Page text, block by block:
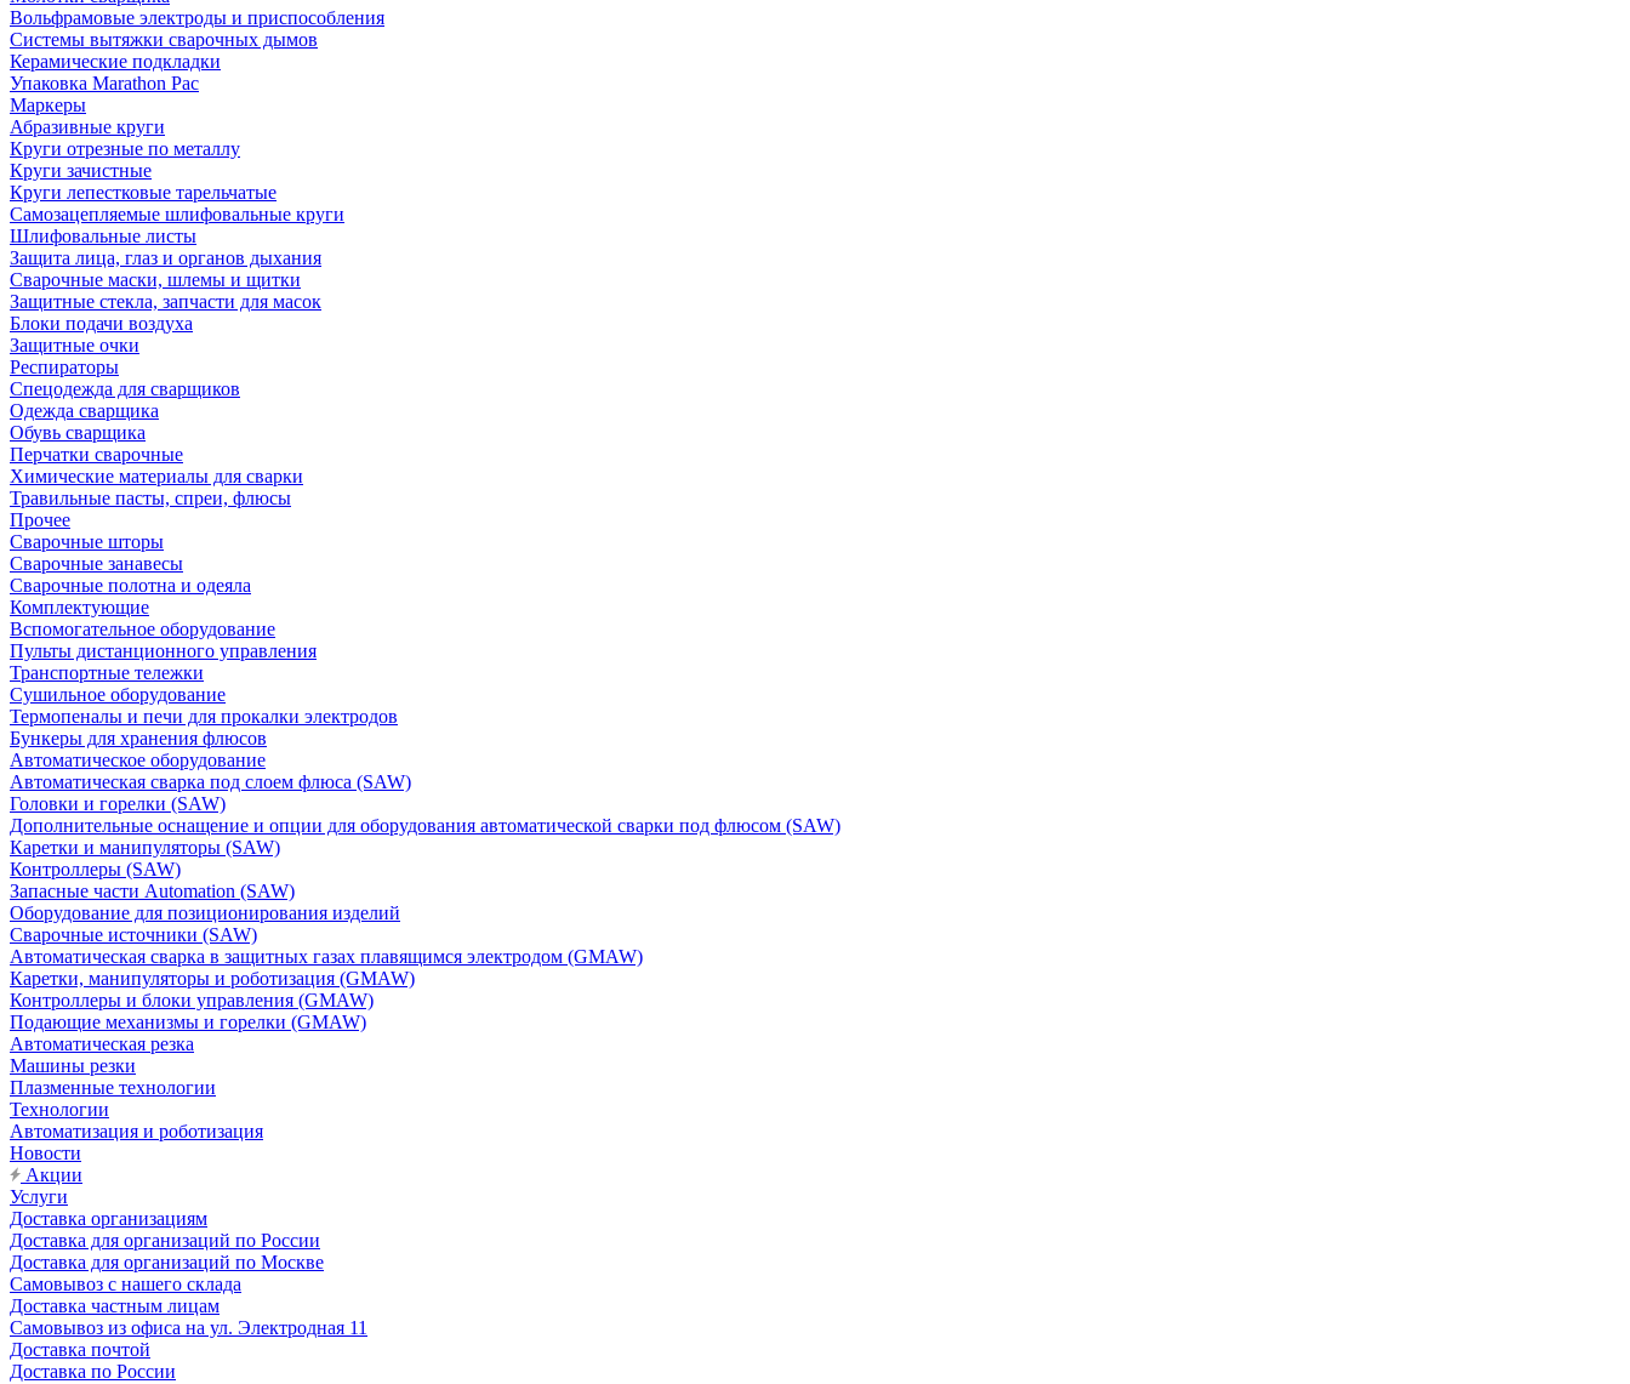
Вольфрамовые электроды и приспособления
Системы вытяжки сварочных дымов
Керамические подкладки
Упаковка Marathon Pac
Маркеры
Абразивные круги
Круги отрезные по металлу
Круги зачистные
Круги лепестковые тарельчатые
Самозацепляемые шлифовальные круги
Шлифовальные листы
Защита лица, глаз и органов дыхания
Сварочные маски, шлемы и щитки
Защитные стекла, запчасти для масок
Блоки подачи воздуха
Защитные очки
Респираторы
Спецодежда для сварщиков
Одежда сварщика
Обувь сварщика
Перчатки сварочные
Химические материалы для сварки
Травильные пасты, спреи, флюсы
Прочее
Сварочные шторы
Сварочные занавесы
Сварочные полотна и одеяла
Комплектующие
Вспомогательное оборудование
Пульты дистанционного управления
Транспортные тележки
Сушильное оборудование
Термопеналы и печи для прокалки электродов
Бункеры для хранения флюсов
Автоматическое оборудование
Автоматическая сварка под слоем флюса (SAW)
Головки и горелки (SAW)
Дополнительные оснащение и опции для оборудования автоматической сварки под флюсом (SAW)
Каретки и манипуляторы (SAW)
Контроллеры (SAW)
Запасные части Automation (SAW)
Оборудование для позиционирования изделий
Сварочные источники (SAW)
Автоматическая сварка в защитных газах плавящимся электродом (GMAW)
Каретки, манипуляторы и роботизация (GMAW)
Контроллеры и блоки управления (GMAW)
Подающие механизмы и горелки (GMAW)
Автоматическая резка
Машины резки
Плазменные технологии
Технологии
Автоматизация и роботизация
Новости
Акции
Услуги
Доставка организациям
Доставка для организаций по России
Доставка для организаций по Москве
Самовывоз с нашего склада
Доставка частным лицам
Самовывоз из офиса на ул. Электродная 11
Доставка почтой
Доставка по России